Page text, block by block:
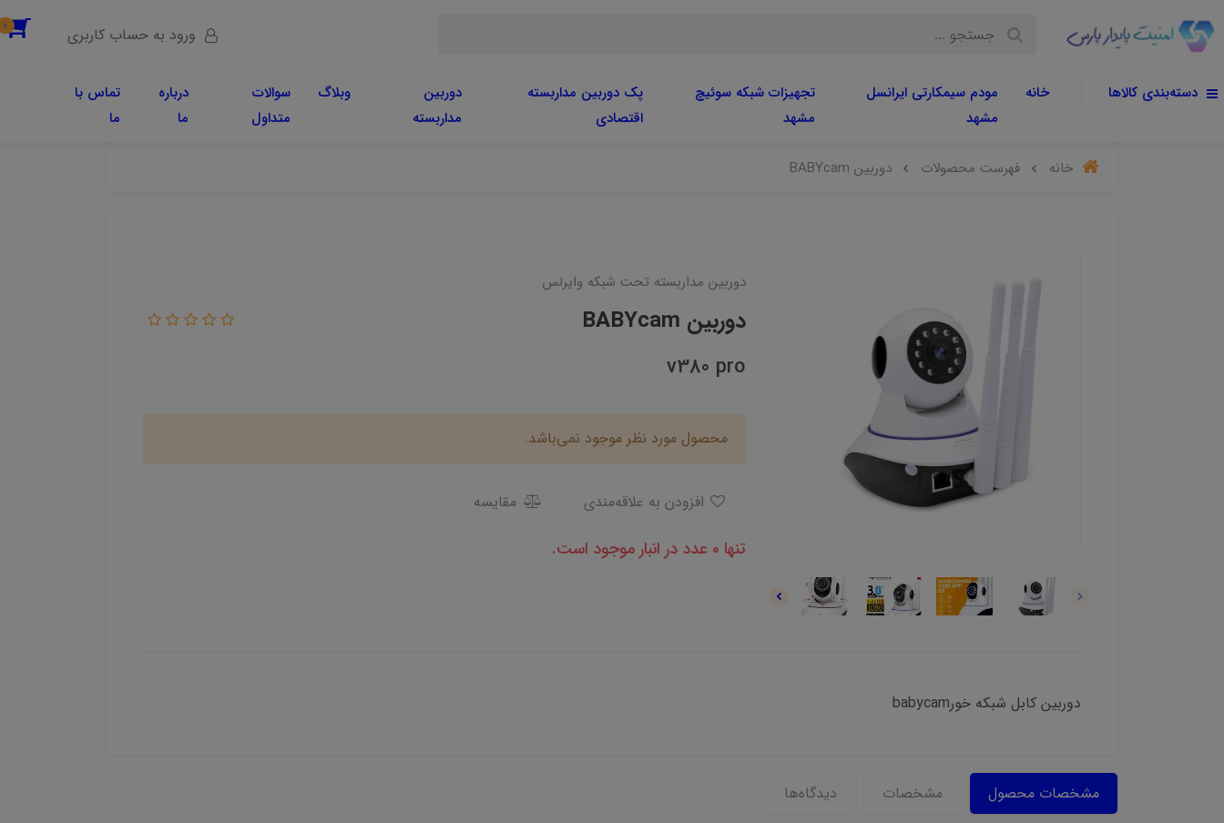
ورود به حساب کاربری 0
دسته‌بندی کالاها خانه
مودم سیمکارتی ایرانسل
مشهد
تجهیزات شبکه سوئیچ
مشهد
پک دوربین مداربسته
اقتصادی
دوربین
مداربسته
وبلاگ
سوالات
متداول
درباره
ما
تماس با
ما
خانه فهرست محصولات دوربین BABYcam
دوربین مداربسته تحت شبکه وایرلس
دوربین BABYcam
v380 pro
محصول مورد نظر موجود نمی‌باشد.
مقایسه
تنها 0 عدد در انبار موجود است.
دوربین کابل شبکه خورbabycam
مشخصات محصول مشخصات دیدگاه‌ها